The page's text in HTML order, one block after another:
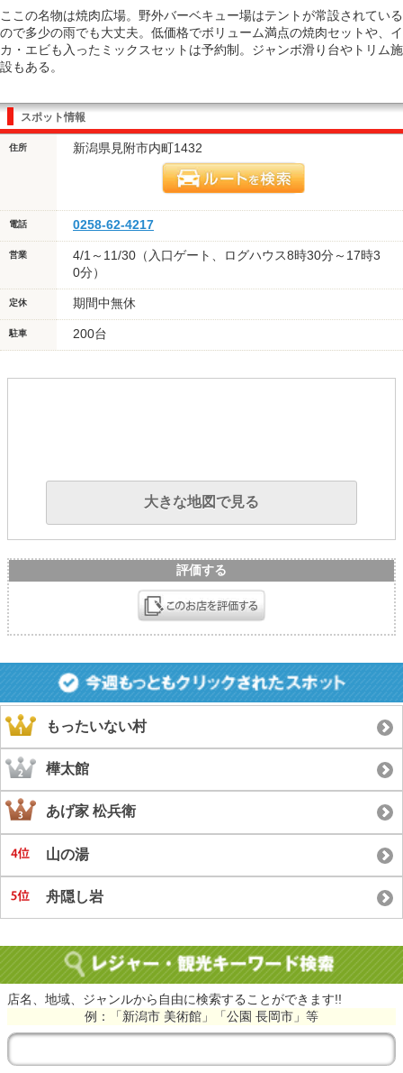
ここの名物は焼肉広場。野外バーベキュー場はテントが常設されている
ので多少の雨でも大丈夫。低価格でボリューム満点の焼肉セットや、イ
カ・エビも入ったミックスセットは予約制。ジャンボ滑り台やトリム施
設もある。
スポット情報
住所 新潟県見附市内町1432
電話 0258-62-4217
営業
4/1～11/30（入口ゲート、ログハウス8時30分～17時3
0分）
定休 期間中無休
駐車 200台
大きな地図で見る
評価する
もったいない村
樺太館
あげ家 松兵衛
山の湯
舟隠し岩
店名、地域、ジャンルから自由に検索することができます!!
例：「新潟市 美術館」「公園 長岡市」等